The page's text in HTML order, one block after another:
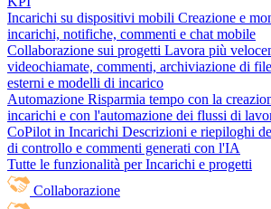
Incarichi su dispositivi mobili Creazione e
incarichi, notifiche, commenti e chat mobile
Collaborazione sui progetti Lavora più
videochiamate, commenti, archiviazione di
esterni e modelli di incarico
Automazione Risparmia tempo con la
incarichi e con l'automazione dei flussi di
CoPilot in Incarichi Descrizioni e riepiloghi
di controllo e commenti generati con l'IA
Tutte le funzionalità per Incarichi e progetti
Collaborazione